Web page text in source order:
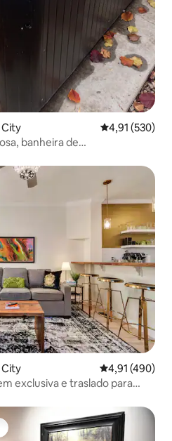
City 4,91 de uma
4,91 (530)
banheira de
City 4,91 de uma
4,91 (490)
exclusiva e traslado para
dos hóspedes